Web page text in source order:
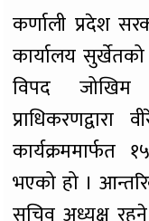
कर्णाली प्रदेश
कार्यालय
विपद जोखिम
प्राधिकरणद्वारा
कार्यक्रममार्फत
भएको हो ।